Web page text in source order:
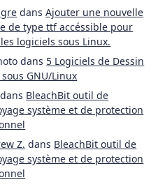
dansAjouter une nouvelle
de type ttf accéssible pour
logiciels sous Linux.
dans 5 Logiciels de Dessin
GNU/Linux
dans BleachBit outil de
système et de protection
Z. dans BleachBit outil de
système et de protection